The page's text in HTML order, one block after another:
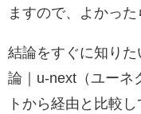
ますので、よかっ
結論をすぐに知り
論｜u-next（ユーネ
トから経由と比較